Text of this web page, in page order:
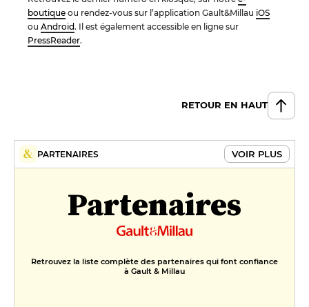
boutique ou rendez-vous sur l’application Gault&Millau iOS
ou Android. Il est également accessible en ligne sur
PressReader.
RETOUR EN HAUT
PARTENAIRES VOIR PLUS
Partenaires
Retrouvez la liste complète des partenaires qui font confiance
à Gault & Millau